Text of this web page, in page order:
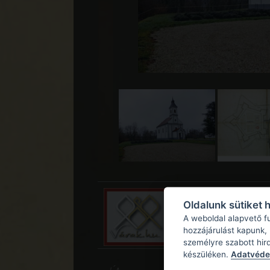
Oldalunk sütiket
A weboldal alapvető
hozzájárulást
személyre szabott
készüléken.